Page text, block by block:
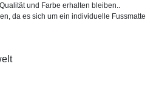
und Farbe erhalten bleiben..
da es sich um ein individuelle Fussmatte